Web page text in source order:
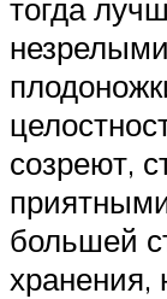
тогда
созреют,
большей
хранения,